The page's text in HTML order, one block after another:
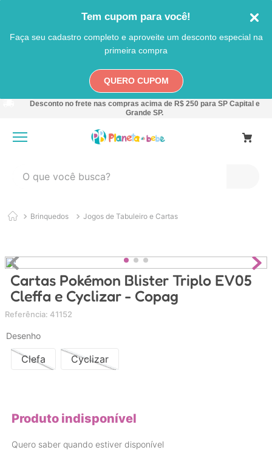
Tem cupom para você!
Faça seu cadastro completo e aproveite um desconto especial na
primeira compra
QUERO CUPOM
Desconto no frete nas compras acima de R$ 250 para SP Capital e
Grande SP.
Brinquedos Jogos de Tabuleiro e Cartas
Cartas Pokémon Blister Triplo EV05
Cleffa e Cyclizar - Copag
Referência: 41152
Desenho
Clefa Cyclizar
Produto indisponível
Quero saber quando estiver disponível
1 º
carro
4º
carrinho
5º
chupeta
carrinho bebe
mamadeira
brinquedo